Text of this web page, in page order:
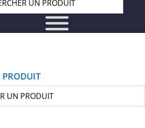
PRODUIT